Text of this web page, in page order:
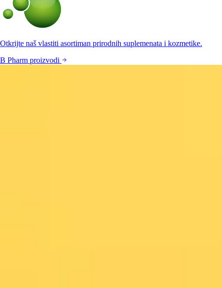
Otkrijte naš vlastiti asortiman prirodnih suplemenata i kozmetike.
B Pharm proizvodi